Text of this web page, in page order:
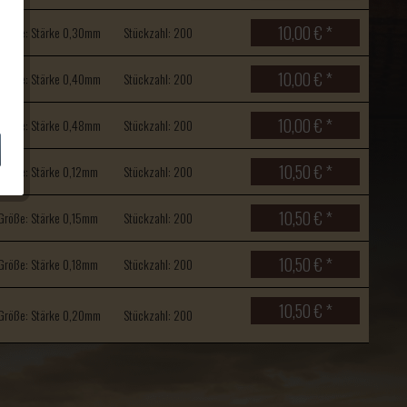
Größe: Stärke 0,30mm Stückzahl: 200 10,00 € *
Größe: Stärke 0,40mm Stückzahl: 200 10,00 € *
Größe: Stärke 0,48mm Stückzahl: 200 10,00 € *
Stärke 0,12mm Stückzahl: 200 10,50 € *
Stärke 0,15mm Stückzahl: 200 10,50 € *
Stärke 0,18mm Stückzahl: 200 10,50 € *
Stärke 0,20mm Stückzahl: 200 10,50 € *